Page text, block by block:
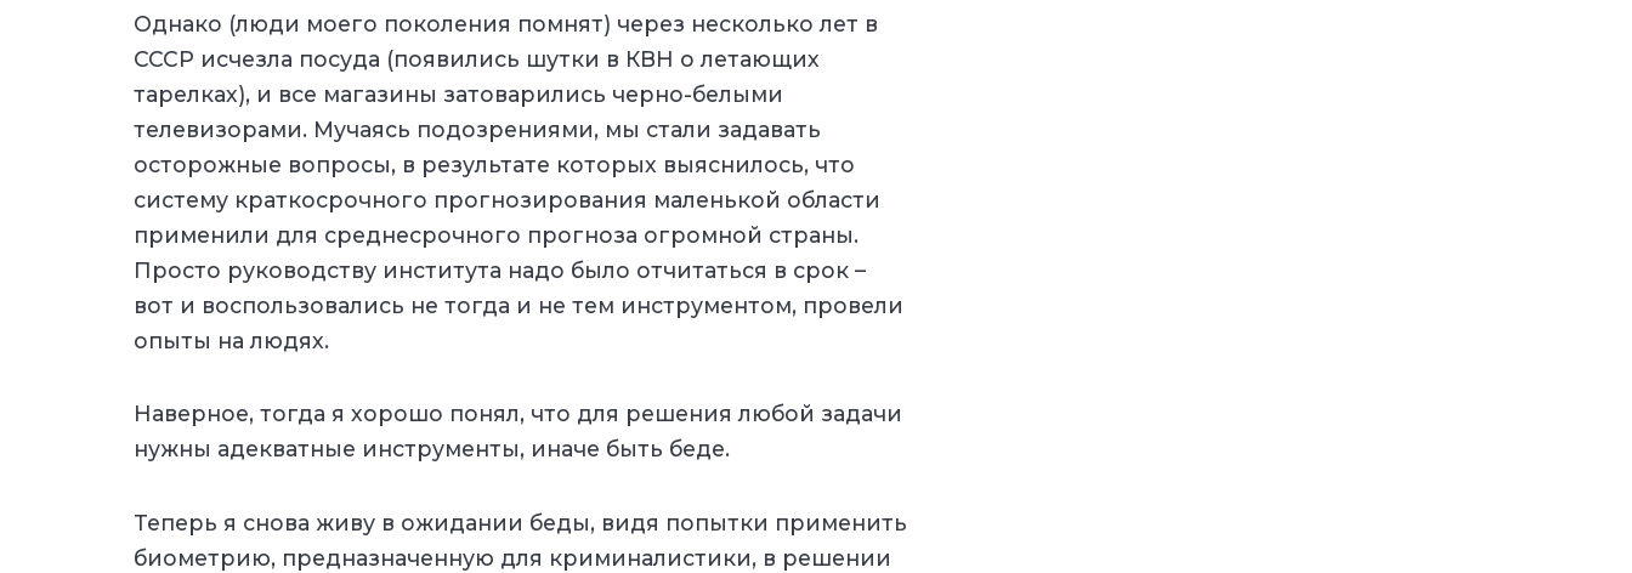
Однако (люди моего поколения помнят) через несколько лет в
СССР исчезла посуда (появились шутки в КВН о летающих
тарелках), и все магазины затоварились черно-белыми
телевизорами. Мучаясь подозрениями, мы стали задавать
осторожные вопросы, в результате которых выяснилось, что
систему краткосрочного прогнозирования маленькой области
применили для среднесрочного прогноза огромной страны.
Просто руководству института надо было отчитаться в срок –
вот и воспользовались не тогда и не тем инструментом, провели
опыты на людях.
Наверное, тогда я хорошо понял, что для решения любой задачи
нужны адекватные инструменты, иначе быть беде.
Теперь я снова живу в ожидании беды, видя попытки применить
биометрию, предназначенную для криминалистики, в решении